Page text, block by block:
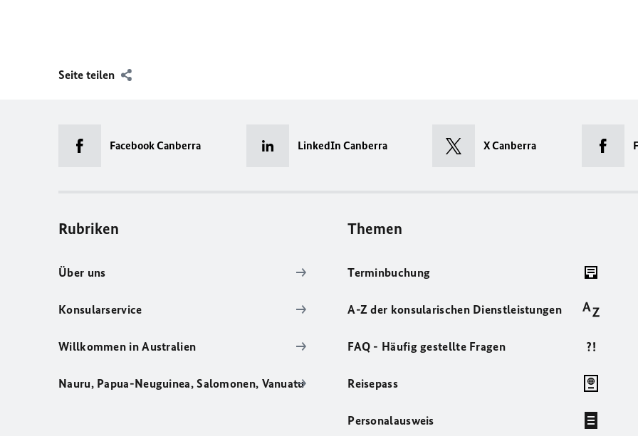
Seite teilen
Facebook Canberra LinkedIn Canberra X Canberra
Rubriken
Über uns
Konsularservice
Willkommen in Australien
Nauru, Papua-Neuguinea, Salomonen, Vanuatu
Themen
Terminbuchung
A-Z der konsularischen Dienstleistungen
FAQ - Häufig gestellte Fragen
Reisepass
Personalausweis